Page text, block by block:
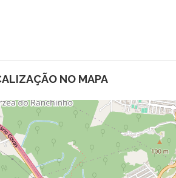
NO MAPA